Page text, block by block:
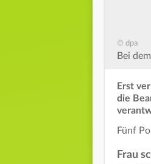
© dpa
Bei
Erst
die
Fünf
Frau